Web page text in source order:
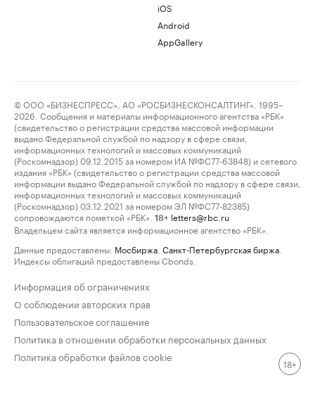
iOS
Android
AppGallery
© ООО «БИЗНЕСПРЕСС», АО «РОСБИЗНЕСКОНСАЛТИНГ», 1995–
2026. Сообщения и материалы информационного агентства «РБК»
(свидетельство о регистрации средства массовой информации
выдано Федеральной службой по надзору в сфере связи,
информационных технологий и массовых коммуникаций
(Роскомнадзор) 09.12.2015 за номером ИА №ФС77-63848) и сетевого
издания «РБК» (свидетельство о регистрации средства массовой
информации выдано Федеральной службой по надзору в сфере связи,
информационных технологий и массовых коммуникаций
(Роскомнадзор) 03.12.2021 за номером ЭЛ №ФС77-82385)
сопровождаются пометкой «РБК».
18+ letters@rbc.ru
Владельцем сайта является информационное агентство «РБК».
Данные предоставлены: Мосбиржа Санкт-Петербургская биржа
Индексы облигаций предоставлены Cbonds.
Информация об ограничениях
О соблюдении авторских прав
Пользовательское соглашение
Политика в отношении обработки персональных данных
Политика обработки файлов cookie
18+